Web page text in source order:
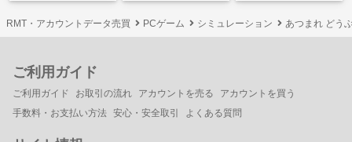
RMT・アカウントデータ売買 PCゲーム シミュレーション あつまれ どう
ご利用ガイド
ご利用ガイド お取引の流れ アカウントを売る
アカウントを買う
手数料・お支払い方法 安心・安全取引 よくある質問